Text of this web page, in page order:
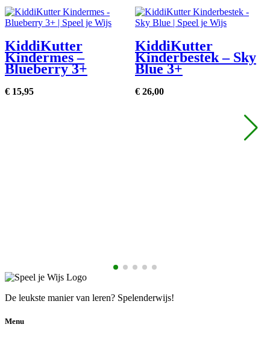
KiddiKutter
Kindermes –
Blueberry 3+
€ 15,95
KiddiKutter
Kinderbestek – Sky
Blue 3+
€ 26,00
De leukste manier van leren? Spelenderwijs!
Menu